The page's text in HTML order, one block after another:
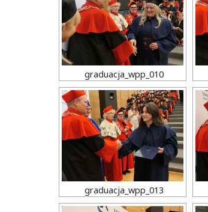
graduacja_wpp_010
graduacja_wpp_013